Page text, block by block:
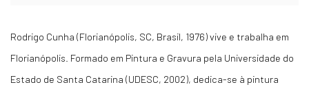
Rodrigo Cunha (Florianópolis, SC, Brasil, 1976) vive e trabalha em
Florianópolis. Formado em Pintura e Gravura pela Universidade do
Estado de Santa Catarina (UDESC, 2002), dedica-se à pintura